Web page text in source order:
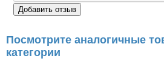
Посмотрите аналогичные
категории